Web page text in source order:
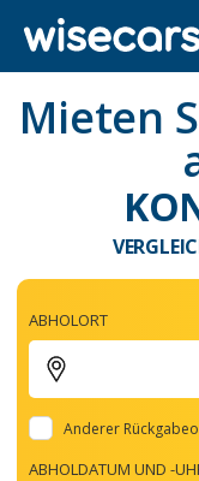
Mieten
ABHOLORT
Anderer
ABHOLDATUM UND -